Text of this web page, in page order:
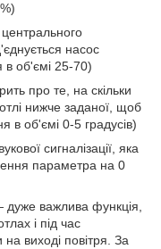
насос
в об'ємі 25-70)
про те, на скільки
нижче заданої, щоб
в об'ємі 0-5 градусів)
сигналізації, яка
параметра на 0
дуже важлива функція,
і під час
виході повітря. За